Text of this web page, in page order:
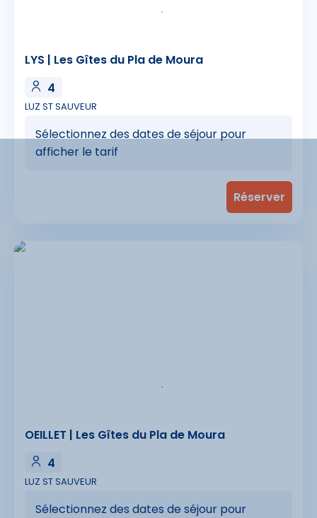
LYS | Les Gîtes du Pla de Moura
4
LUZ ST SAUVEUR
Sélectionnez des dates de séjour pour
afficher le tarif
OEILLET | Les Gîtes du Pla de Moura
4
LUZ ST SAUVEUR
Sélectionnez des dates de séjour pour